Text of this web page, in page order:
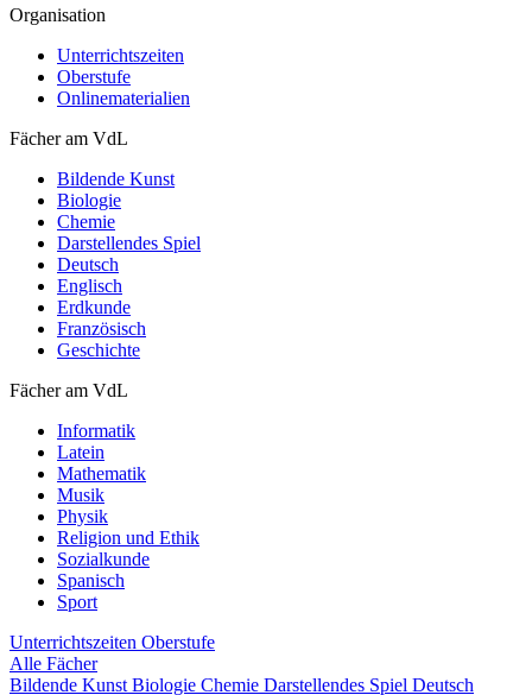
Organisation
Unterrichtszeiten
Oberstufe
Onlinematerialien
Fächer am VdL
Bildende Kunst
Biologie
Chemie
Darstellendes Spiel
Deutsch
Englisch
Erdkunde
Französisch
Geschichte
Fächer am VdL
Informatik
Latein
Mathematik
Musik
Physik
Religion und Ethik
Sozialkunde
Spanisch
Sport
Unterrichtszeiten Oberstufe
Alle Fächer
Bildende Kunst Biologie Chemie Darstellendes Spiel Deutsch